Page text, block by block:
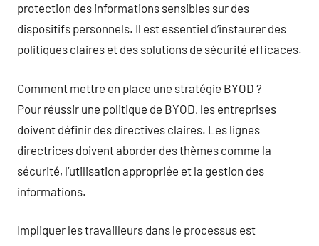
protection des informations sensibles sur des
dispositifs personnels. Il est essentiel d’instaurer des
politiques claires et des solutions de sécurité efficaces.
Comment mettre en place une stratégie BYOD ?
Pour réussir une politique de BYOD, les entreprises
doivent définir des directives claires. Les lignes
directrices doivent aborder des thèmes comme la
sécurité, l’utilisation appropriée et la gestion des
informations.
Impliquer les travailleurs dans le processus est